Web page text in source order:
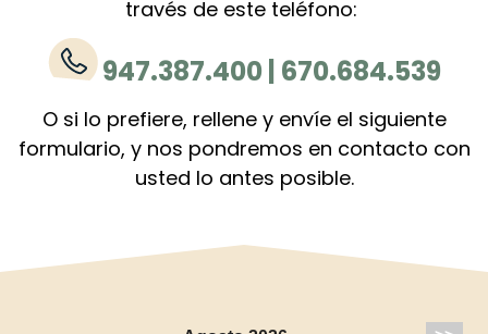
través de este teléfono:
947.387.400 | 670.684.539
O si lo prefiere, rellene y envíe el siguiente
formulario, y nos pondremos en contacto con
usted lo antes posible.